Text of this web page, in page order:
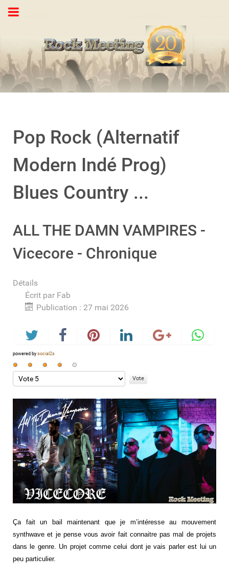
Pop Rock (Alternatif
Modern Indé Prog)
Blues Country ...
ALL THE DAMN VAMPIRES -
Vicecore - Chronique
Détails
Écrit par Fab
Publication : 27 mai 2026
powered by social2s
Vote
utilisateur:
Veuillez
voter
Ça fait un bail maintenant que je m’intéresse au mouvement
synthwave et je pense vous avoir fait connaitre pas mal de projets
dans le genre. Un projet comme celui dont je vais parler est lui un
peu particulier.